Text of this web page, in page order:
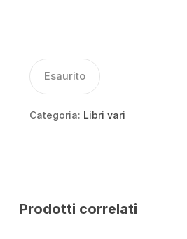
Esaurito
Categoria: Libri vari
Prodotti correlati